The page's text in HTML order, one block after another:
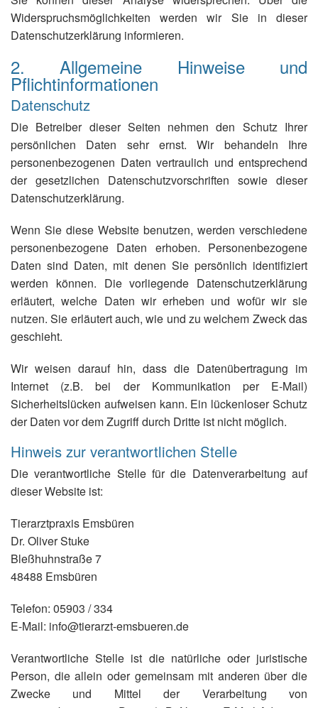
Widerspruchsmöglichkeiten werden wir Sie in dieser
Datenschutzerklärung informieren.
2. Allgemeine Hinweise und
Pflichtinformationen
Datenschutz
Die Betreiber dieser Seiten nehmen den Schutz Ihrer
persönlichen Daten sehr ernst. Wir behandeln Ihre
personenbezogenen Daten vertraulich und entsprechend
der gesetzlichen Datenschutzvorschriften sowie dieser
Datenschutzerklärung.
Wenn Sie diese Website benutzen, werden verschiedene
personenbezogene Daten erhoben. Personenbezogene
Daten sind Daten, mit denen Sie persönlich identifiziert
werden können. Die vorliegende Datenschutzerklärung
erläutert, welche Daten wir erheben und wofür wir sie
nutzen. Sie erläutert auch, wie und zu welchem Zweck das
geschieht.
Wir weisen darauf hin, dass die Datenübertragung im
Internet (z.B. bei der Kommunikation per E-Mail)
Sicherheitslücken aufweisen kann. Ein lückenloser Schutz
der Daten vor dem Zugriff durch Dritte ist nicht möglich.
Hinweis zur verantwortlichen Stelle
Die verantwortliche Stelle für die Datenverarbeitung auf
dieser Website ist:
Tierarztpraxis Emsbüren
Dr. Oliver Stuke
Bleßhuhnstraße 7
48488 Emsbüren
Telefon: 05903 / 334
E-Mail: info@tierarzt-emsbueren.de
Verantwortliche Stelle ist die natürliche oder juristische
Person, die allein oder gemeinsam mit anderen über die
Zwecke und Mittel der Verarbeitung von